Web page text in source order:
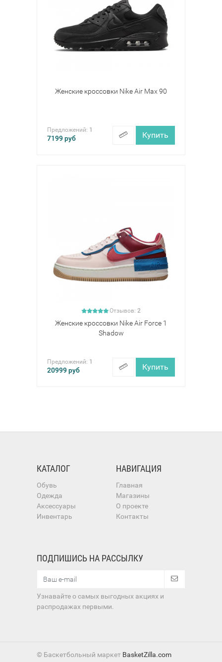
Женские кроссовки Nike Air Max 90
Предложений: 1
7199руб Купить
Отзывов: 2
Женские кроссовки Nike Air Force 1
Shadow
Предложений: 1
20999руб Купить
КАТАЛОГ
Обувь
Одежда
Аксессуары
Инвентарь
НАВИГАЦИЯ
Главная
Магазины
О проекте
Контакты
ПОДПИШИСЬ НА РАССЫЛКУ
Узнавайте о самых выгодных акциях и
распродажах первыми.
© Баскетбольный маркет BasketZilla.com